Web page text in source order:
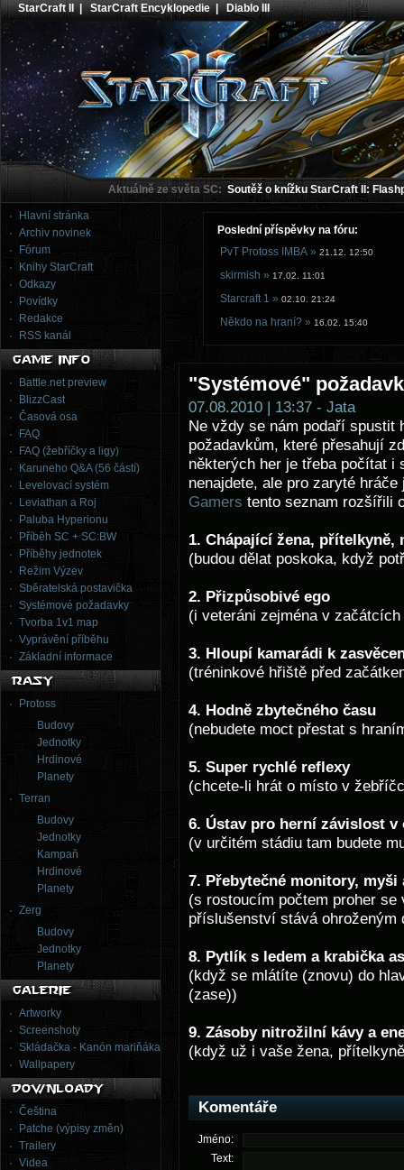
StarCraft II |StarCraft Encyklopedie|Diablo III
Aktuálně ze světa SC: Soutěž o knížku StarCraft II:
Hlavní stránka
Archiv novinek
Fórum
Knihy StarCraft
Odkazy
Povídky
Redakce
RSS kanál
Battle.net preview
BlizzCast
Časová osa
FAQ
FAQ (žebříčky a ligy)
Karuneho Q&A (56 částí)
Levelovací systém
Leviathan a Roj
Paluba Hyperionu
Příběh SC + SC:BW
Příběhy jednotek
Režim Výzev
Sběratelská postavička
Systémové požadavky
Tvorba 1v1 map
Vyprávění příběhu
Základní informace
Protoss
Budovy
Jednotky
Hrdinové
Planety
Terran
Budovy
Jednotky
Kampaň
Hrdinové
Planety
Zerg
Budovy
Jednotky
Planety
Artworky
Screenshoty
Skládačka - Kanón mariňáka
Wallpapery
Čeština
Patche (výpisy změn)
Trailery
Videa
Poslední příspěvky na fóru:
PvT Protoss IMBA » 21.12. 12:50
skirmish » 17.02. 11:01
Starcraft 1 » 02.10. 21:24
Někdo na hraní? » 16.02. 15:40
"Systémové"
07.08.2010 | 13:37 - Jata
Ne vždy se nám podaří spustit
požadavkům, které přesahují
některých her je třeba počítat i
nenajdete, ale pro zaryté
Gamers tento seznam rozšířili
1. Chápající žena,
(budou dělat poskoka, když
2. Přizpůsobivé ego
(i veteráni zejména v
3. Hloupí kamarádi k
(tréninkové hřiště před
4. Hodně zbytečného času
(nebudete moct přestat s
5. Super rychlé reflexy
(chcete-li hrát o místo v
6. Ústav pro herní závislost
(v určitém stádiu tam budete
7. Přebytečné monitory, myši
(s rostoucím počtem proher
příslušenství stává ohroženým
8. Pytlík s ledem a krabička
(když se mlátíte (znovu) do
(zase))
9. Zásoby nitrožilní kávy a
(když už i vaše žena,
Komentáře
Jméno:
Text: